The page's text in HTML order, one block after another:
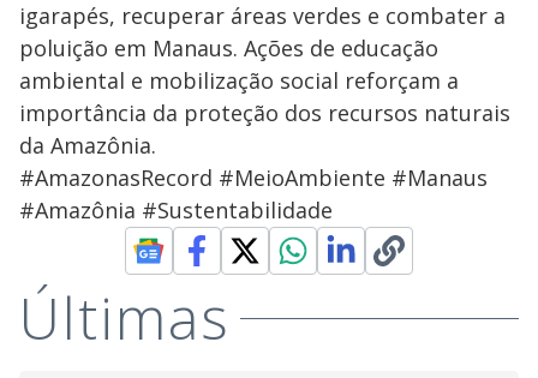
igarapés, recuperar áreas verdes e combater a
poluição em Manaus. Ações de educação
ambiental e mobilização social reforçam a
importância da proteção dos recursos naturais
da Amazônia.
#AmazonasRecord #MeioAmbiente #Manaus
#Amazônia #Sustentabilidade
Últimas